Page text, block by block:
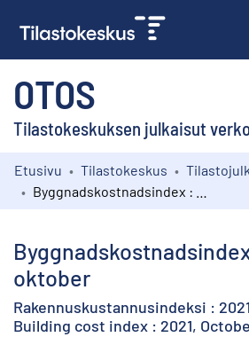
OTOS
Tilastokeskuksen julkaisut
Kokoelmat
Etusivu Tilastokeskus
oktober
Rakennuskustannusindeksi :
Building cost index : 2021,